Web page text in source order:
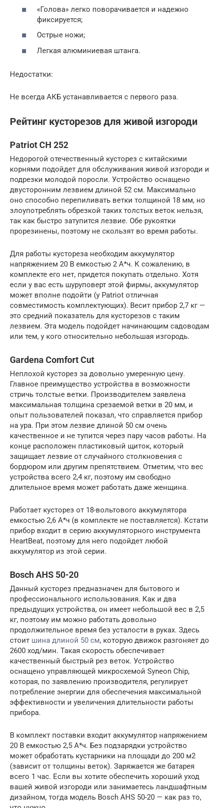
«Голова» легко поворачивается и надежно
фиксируется;
Острые ножи;
Легкая алюминиевая штанга.
Недостатки:
Не всегда АКБ устанавливается с первого раза.
Рейтинг кусторезов для живой изгороди
Patriot CH 252
Недорогой отечественный кусторез с китайскими
корнями подойдет для обслуживания живой изгороди и
подрезки молодой поросли. Устройство оснащено
двусторонним лезвием длиной 52 см. Максимально
оно способно перепиливать ветки толщиной 18 мм, но
злоупотреблять обрезкой таких толстых веток нельзя,
так как быстро затупится лезвие. Обе рукоятки
прорезинены, поэтому не скользят во время работы.
Для работы кустореза необходим аккумулятор
напряжением 20 В емкостью 2 А*ч. К сожалению, в
комплекте его нет, придется покупать отдельно. Хотя
если у вас есть шуруповерт этой фирмы, аккумулятор
может вполне подойти (у Patriot отличная
совместимость комплектующих). Весит прибор 2,7 кг —
это средний показатель для кусторезов с таким
лезвием. Эта модель подойдет начинающим садоводам
или тем, у кого относительно небольшая изгородь.
Gardena Comfort Cut
Неплохой кусторез за довольно умеренную цену.
Главное преимущество устройства в возможности
стричь толстые ветки. Производителем заявлена
максимальная толщина срезаемой ветки в 20 мм, и
опыт пользователей показал, что справляется прибор
на ура. При этом лезвие длиной 50 см очень
качественное и не тупится через пару часов работы. На
конце расположен пластиковый щиток, который
защищает лезвие от случайного столкновения с
бордюром или другим препятствием. Отметим, что вес
устройства всего 2,4 кг, поэтому им свободно
длительное время может работать даже женщина.
Работает кусторез от 18-вольтового аккумулятора
емкостью 2,6 А*ч (в комплекте не поставляется). Кстати
прибор входит в серию аккумуляторного инструмента
HeartBeat, поэтому для него подойдет любой
аккумулятор из этой серии.
Bosch AHS 50-20
Данный кусторез предназначен для бытового и
профессионального использования. Как и два
предыдущих устройства, он имеет небольшой вес в 2,5
кг, поэтому им можно работать довольно
продолжительное время без усталости в руках. Здесь
стоит шина длиной 50 см, которую движок разгоняет до
2600 ход/мин. Такая скорость обеспечивает
качественный быстрый рез веток. Устройство
оснащено управляющей микросхемой Syneon Chip,
которая, по заявлению производителя, регулирует
потребление энергии для обеспечения максимальной
эффективности и увеличения длительности работы
прибора.
В комплект поставки входит аккумулятор напряжением
20 В емкостью 2,5 А*ч. Без подзарядки устройство
может обработать кустарники на площади до 200 м2
(зависит от толщины веток). Заряжается же батарея
всего 1 час. Если вы хотите обеспечить хороший уход
вашей живой изгороди или занимаетесь ландшафтным
дизайном, тогда модель Bosch AHS 50-20 — как раз то,